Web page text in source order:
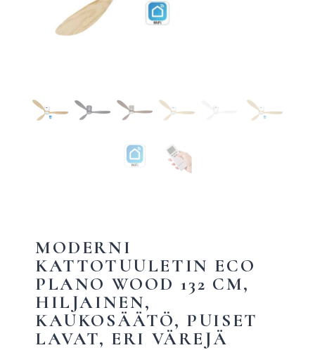
MODERNI
KATTOTUULETIN ECO
PLANO WOOD 132 CM,
HILJAINEN,
KAUKOSÄÄTÖ, PUISET
LAVAT, ERI VÄREJÄ